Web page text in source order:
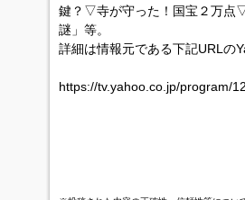
鍵？▽寺が守った！国宝２万点
謎」等。
詳細は情報元である下記URLの
https://tv.yahoo.co.jp/program/